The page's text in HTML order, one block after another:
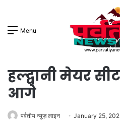
Menu
हल्द्वानी मेयर
आगे
पर्वतीय न्यूज़ लाइन January 25,